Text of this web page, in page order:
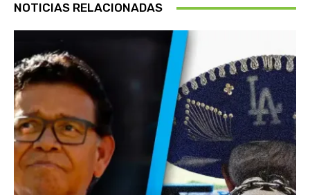
NOTICIAS RELACIONADAS